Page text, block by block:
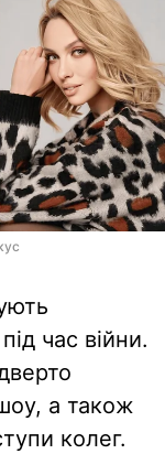
час війни.
а також
колег.